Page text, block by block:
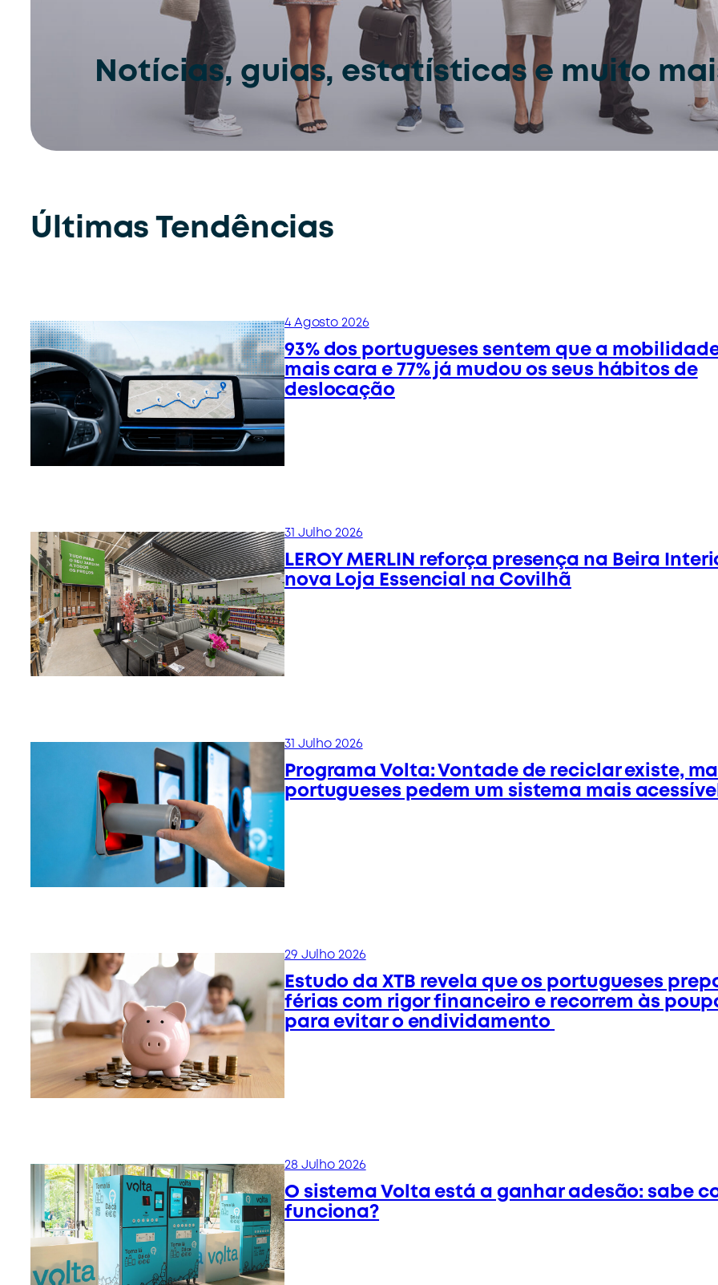
Notícias, guias, estatísticas e muito
Últimas Tendências
4 Agosto 2026
93% dos portugueses sentem que a
mais cara e 77% já mudou os seus hábitos de
deslocação
31 Julho 2026
LEROY MERLIN reforça presença na Beira
nova Loja Essencial na Covilhã
31 Julho 2026
Programa Volta: Vontade de reciclar existe,
portugueses pedem um sistema mais
29 Julho 2026
Estudo da XTB revela que os portugueses
férias com rigor financeiro e recorrem às
para evitar o endividamento
28 Julho 2026
O sistema Volta está a ganhar adesão: sabe
funciona?